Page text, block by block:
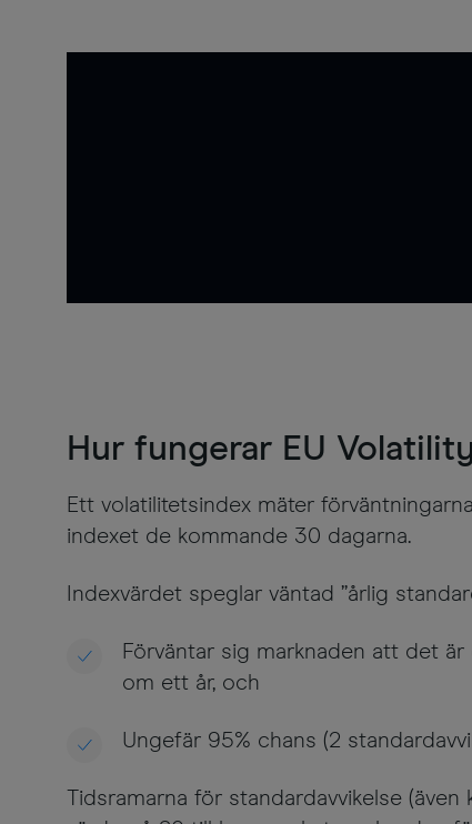
Hur fungerar EU
Ett volatilitetsindex mäter
indexet de kommande 30 dagarna.
Indexvärdet speglar väntad ”årlig
Förväntar sig marknaden att det
om ett år, och
Ungefär 95% chans (2
Tidsramarna för standardavvikelse